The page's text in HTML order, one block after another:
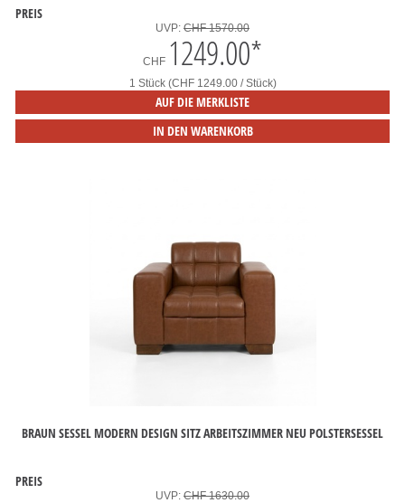
PREIS
UVP: CHF 1570.00
CHF 1249.00*
1 Stück (CHF 1249.00 / Stück)
AUF DIE MERKLISTE
IN DEN WARENKORB
BRAUN SESSEL MODERN DESIGN SITZ ARBEITSZIMMER NEU POLSTERSESSEL
PREIS
UVP: CHF 1630.00